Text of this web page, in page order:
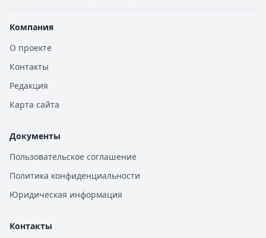
Компания
О проекте
Контакты
Редакция
Карта сайта
Документы
Пользовательское соглашение
Политика конфиденциальности
Юридическая информация
Контакты